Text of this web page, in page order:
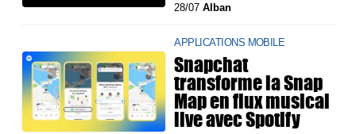
28/07Alban
APPLICATIONS MOBILE
Snapchat
transforme la Snap
Map en flux musical
live avec Spotify